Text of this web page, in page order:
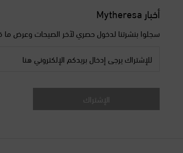
أخبار Mytheresa
سجلوا بنشرتنا لدخول حصري لآخر الصيحات وعرض ما
للإشتراك يرجى إدخال بريدكم الإلكتروني هنا
الإشتراك